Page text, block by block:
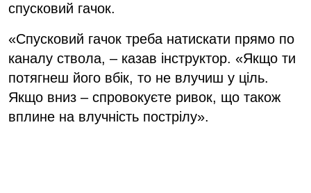
спусковий гачок.
«Спусковий гачок треба натискати прямо по
каналу ствола, – казав інструктор. «Якщо ти
потягнеш його вбік, то не влучиш у ціль.
Якщо вниз – спровокуєте ривок, що також
вплине на влучність пострілу».